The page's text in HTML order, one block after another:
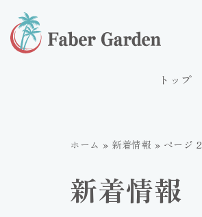
コ
ン
トップ
ホーム » 新着情報 » ページ 2
新着情報